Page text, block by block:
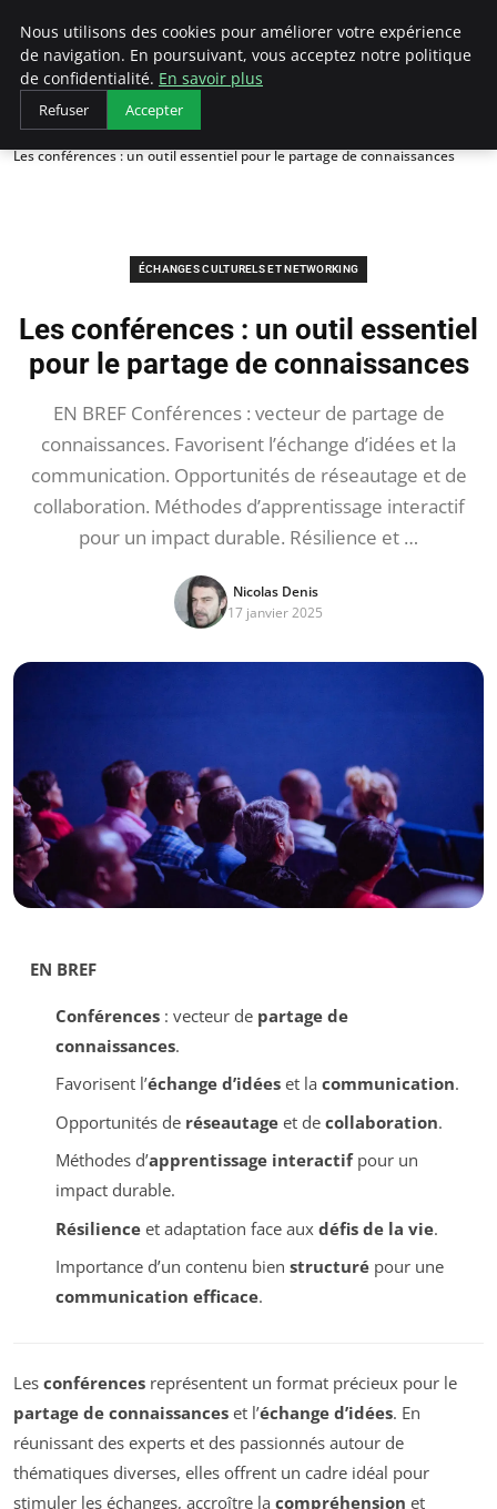
AIESEC France
Accueil
Échanges Culturels et Networking
Les conférences : un outil essentiel pour le partage de connaissances
ÉCHANGES CULTURELS ET NETWORKING
Les conférences : un outil essentiel
pour le partage de connaissances
EN BREF Conférences : vecteur de partage de
connaissances. Favorisent l’échange d’idées et la
communication. Opportunités de réseautage et de
collaboration. Méthodes d’apprentissage interactif
pour un impact durable. Résilience et …
Nicolas Denis
17 janvier 2025
EN BREF
Conférences: vecteur de partage de
connaissances.
Favorisent l’échange d’idéeset la communication.
Opportunités de réseautageet de collaboration.
Méthodes d’apprentissage interactifpour un
impact durable.
Résilienceet adaptation face aux défis de la vie.
Importance d’un contenu bien structurépour une
communication efficace.
Les conférences représentent un format précieux pour le
partage de connaissances et l’échange d’idées. En
réunissant des experts et des passionnés autour de
thématiques diverses, elles offrent un cadre idéal pour
stimuler les échanges, accroître la compréhension et
Nous utilisons des cookies pour améliorer votre expérience
de navigation. En poursuivant, vous acceptez notre politique
de confidentialité. En savoir plus
Refuser Accepter